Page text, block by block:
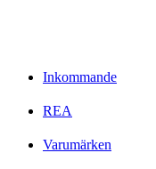
Inkommande
REA
Varumärken